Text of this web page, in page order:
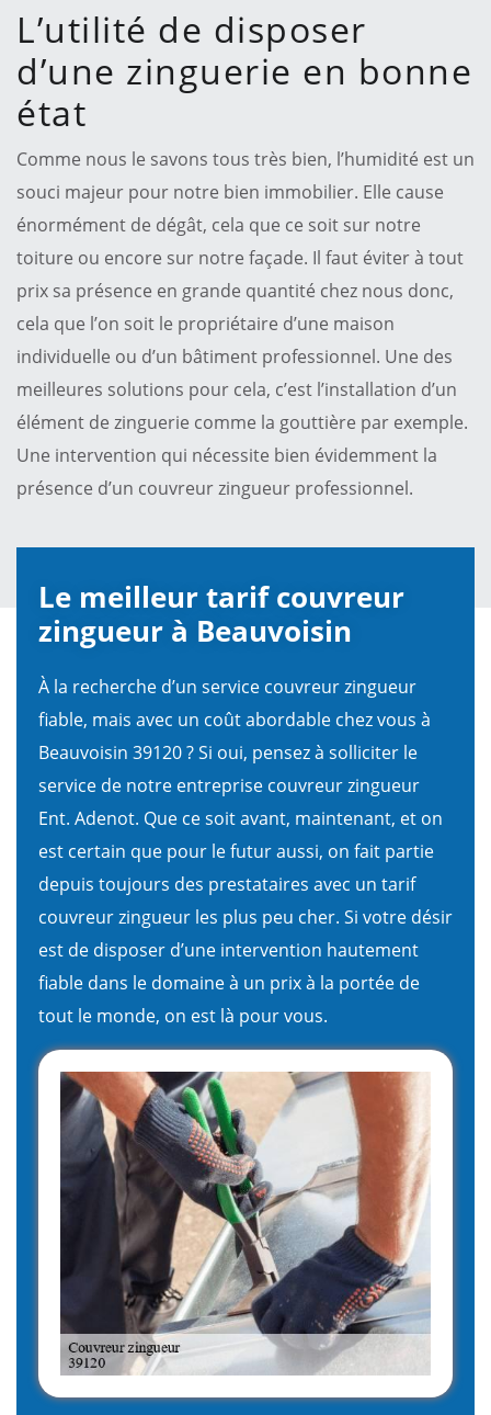
L’utilité de disposer
d’une zinguerie en bonne
état
Comme nous le savons tous très bien, l’humidité est un
souci majeur pour notre bien immobilier. Elle cause
énormément de dégât, cela que ce soit sur notre
toiture ou encore sur notre façade. Il faut éviter à tout
prix sa présence en grande quantité chez nous donc,
cela que l’on soit le propriétaire d’une maison
individuelle ou d’un bâtiment professionnel. Une des
meilleures solutions pour cela, c’est l’installation d’un
élément de zinguerie comme la gouttière par exemple.
Une intervention qui nécessite bien évidemment la
présence d’un couvreur zingueur professionnel.
Le meilleur tarif couvreur
zingueur à Beauvoisin
À la recherche d’un service couvreur zingueur
fiable, mais avec un coût abordable chez vous à
Beauvoisin 39120 ? Si oui, pensez à solliciter le
service de notre entreprise couvreur zingueur
Ent. Adenot. Que ce soit avant, maintenant, et on
est certain que pour le futur aussi, on fait partie
depuis toujours des prestataires avec un tarif
couvreur zingueur les plus peu cher. Si votre désir
est de disposer d’une intervention hautement
fiable dans le domaine à un prix à la portée de
tout le monde, on est là pour vous.